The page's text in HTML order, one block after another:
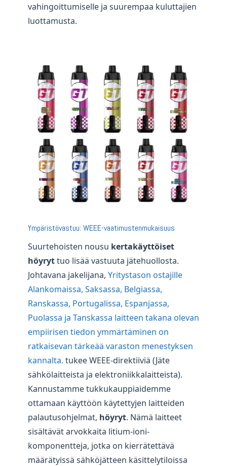
vahingoittumiselle ja suurempaa kuluttajien
luottamusta.
Ympäristövastuu: WEEE-vaatimustenmukaisuus
Suurtehoisten nousu kertakäyttöiset
höyryttuo lisää vastuuta jätehuollosta.
Johtavana jakelijana, Yritystason ostajille
Alankomaissa, Saksassa, Belgiassa,
Ranskassa, Portugalissa, Espanjassa,
Puolassa ja Tanskassa laitteen takana olevan
empiirisen tiedon ymmärtäminen on
ratkaisevan tärkeää varaston menestyksen
kannalta. tukee WEEE-direktiiviä (Jäte
sähkölaitteista ja elektroniikkalaitteista).
Kannustamme tukkukauppiaidemme
ottamaan käyttöön käytettyjen laitteiden
palautusohjelmat, höyryt. Nämä laitteet
sisältävät arvokkaita litium-ioni-
komponentteja, jotka on kierrätettävä
määrätyissä sähköjätteen käsittelytiloissa